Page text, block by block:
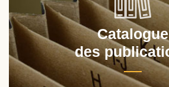
Catalogue
des